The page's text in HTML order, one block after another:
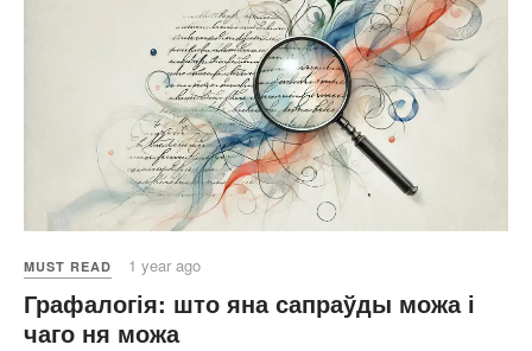
MUST READ 1 year ago
Графалогія: што яна сапраўды можа і
чаго ня можа